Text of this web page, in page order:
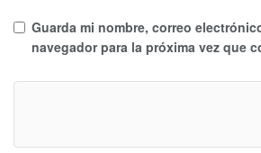
Guarda mi nombre, correo
navegador para la próxima vez que